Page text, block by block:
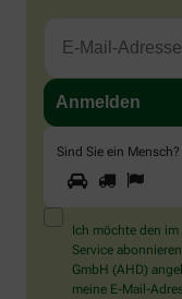
Sind Sie ein
Sind
Sie
ein
Mensch?
Dann
wählen
Sie
1 2
Ich möchte den
Service
GmbH (AHD)
meine E-Mail-